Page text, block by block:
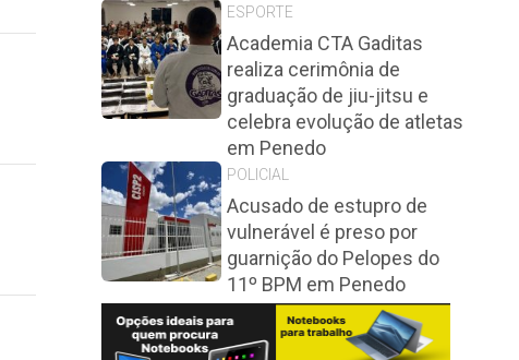
ESPORTE
Academia CTA Gaditas
realiza cerimônia de
graduação de jiu-jitsu e
celebra evolução de atletas
em Penedo
POLICIAL
Acusado de estupro de
vulnerável é preso por
guarnição do Pelopes do
11º BPM em Penedo